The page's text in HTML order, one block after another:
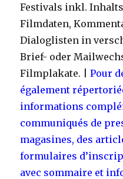
Festivals inkl.
Filmdaten,
Dialoglisten in
Brief- oder
Filmplakate. |Pour
également
informations
communiqués de
magasines, des
formulaires
avec sommaire et